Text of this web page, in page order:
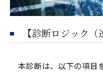
【診断ロジック（
本診断は、以下の項目